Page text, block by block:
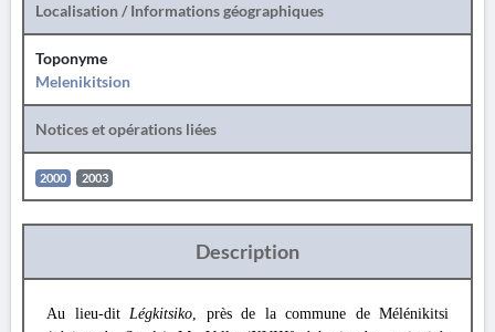
Localisation / Informations géographiques
Toponyme
Melenikitsion
Notices et opérations liées
2000 2003
Description
Au lieu-dit Légkitsiko, près de la commune de Mélénikitsi